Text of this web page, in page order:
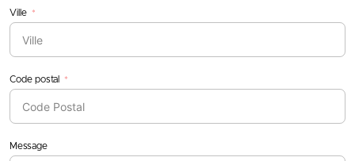
Ville
Code postal
Message